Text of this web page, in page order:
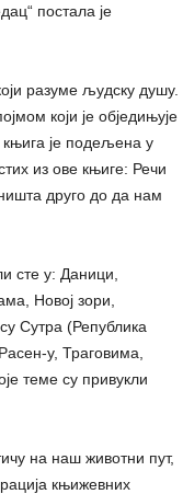
постала је
разуме људску душу.
који је обједињује
је подељена у
из ове књиге: Речи
друго до да нам
сте у: Даници,
Новој зори,
Сутра (Република
у, Траговима,
теме су привукли
на наш животни пут,
књижевних